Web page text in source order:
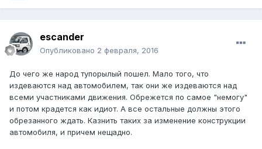
escander
Опубликовано 2 февраля, 2016
До чего же народ тупорылый пошел. Мало того, что
издеваются над автомобилем, так они же издеваются над
всеми участниками движения. Обрежется по самое "немогу"
и потом крадется как идиот. А все остальные должны этого
обрезанного ждать. Казнить таких за изменение конструкции
автомобиля, и причем нещадно.